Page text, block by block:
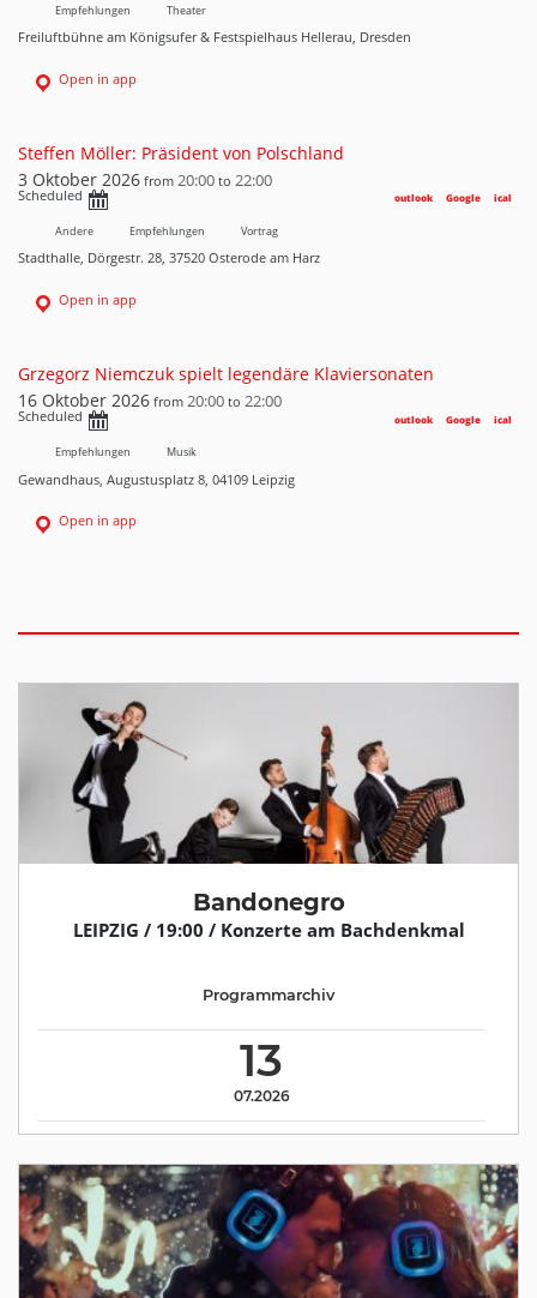
Empfehlungen Theater
Freiluftbühne am Königsufer & Festspielhaus Hellerau, Dresden
Open in app
Steffen Möller: Präsident von Polschland
3 Oktober 2026 from 20:00 to 22:00
Scheduled ical
Google
outlook
Andere Empfehlungen Vortrag
Stadthalle, Dörgestr. 28, 37520 Osterode am Harz
Open in app
Grzegorz Niemczuk spielt legendäre Klaviersonaten
16 Oktober 2026 from 20:00 to 22:00
Scheduled ical
Google
outlook
Empfehlungen Musik
Gewandhaus, Augustusplatz 8, 04109 Leipzig
Open in app
Bandonegro
LEIPZIG / 19:00 / Konzerte am Bachdenkmal
13
07.2026
Programmarchiv